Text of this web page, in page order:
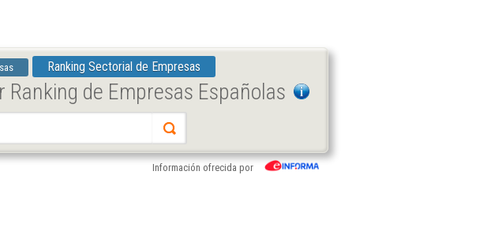
Ranking Sectorial de Empresas
de Empresas Españolas
Información ofrecida por